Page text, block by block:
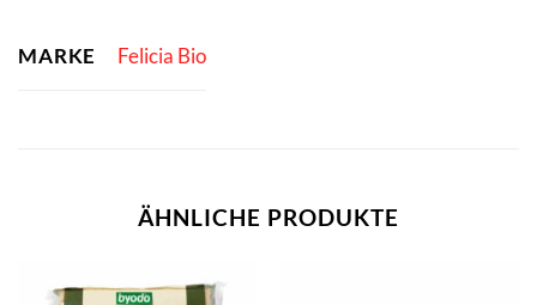
MARKE Felicia Bio
ÄHNLICHE PRODUKTE